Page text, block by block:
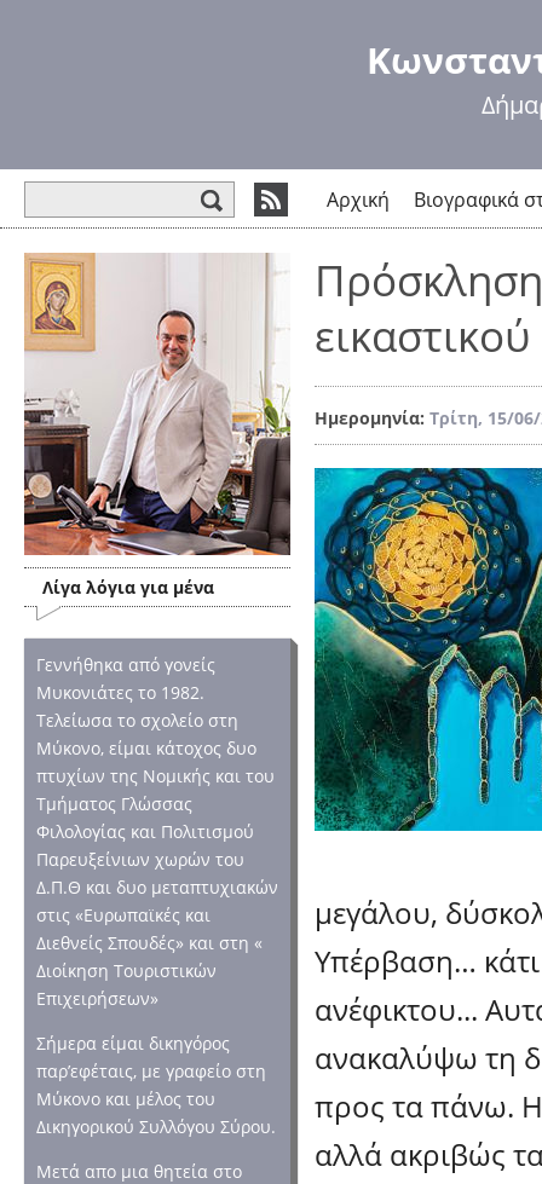
Αρχική Βιογραφικά
Λίγα λόγια για μένα
Γεννήθηκα από γονείς
Μυκονιάτες το 1982.
Τελείωσα το σχολείο στη
Μύκονο, είμαι κάτοχος δυο
πτυχίων της Νομικής και του
Τμήματος Γλώσσας
Φιλολογίας και Πολιτισμού
Παρευξείνιων χωρών του
Δ.Π.Θ και δυο μεταπτυχιακών
στις «Ευρωπαϊκές και
Διεθνείς Σπουδές» και στη «
Διοίκηση Τουριστικών
Επιχειρήσεων»
Σήμερα είμαι δικηγόρος
παρ’εφέταις, με γραφείο στη
Μύκονο και μέλος του
Δικηγορικού Συλλόγου Σύρου.
Μετά απο μια θητεία στο
Ημερομηνία: Τρίτη, 15/
μεγάλου,
Υπέρβαση…
ανέφικτου...
ανακαλύψω τη
προς τα πάνω. Η
αλλά ακριβώς